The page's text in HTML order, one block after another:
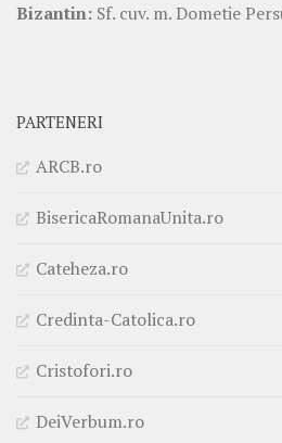
Bizantin: Sf. cuv. m. Dometie
PARTENERI
ARCB.ro
BisericaRomanaUnita.ro
Cateheza.ro
Credinta-Catolica.ro
Cristofori.ro
DeiVerbum.ro